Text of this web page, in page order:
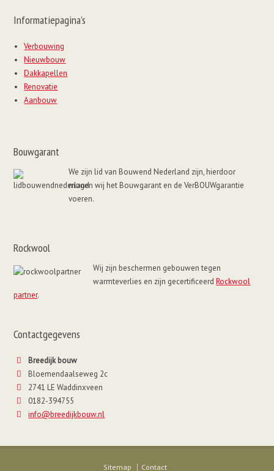
Informatiepagina’s
Verbouwing
Nieuwbouw
Dakkapellen
Renovatie
Aanbouw
Bouwgarant
We zijn lid van Bouwend Nederland zijn, hierdoor
mogen wij het Bouwgarant en de VerBOUWgarantie
voeren.
Rockwool
Wij zijn beschermen gebouwen tegen
warmteverlies en zijn gecertificeerdRockwool
partner.
Contactgegevens
Breedijk bouw
Bloemendaalseweg 2c
2741 LE Waddinxveen
0182-394755
info@breedijkbouw.nl
Sitemap Contact